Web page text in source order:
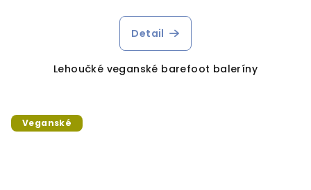
Detail
Lehoučké veganské barefoot baleríny
Veganské